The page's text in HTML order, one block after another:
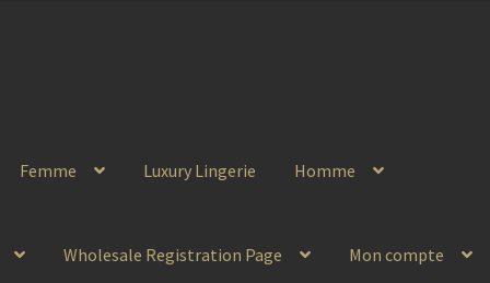
Femme Luxury Lingerie Homme
Wholesale Registration Page Mon compte